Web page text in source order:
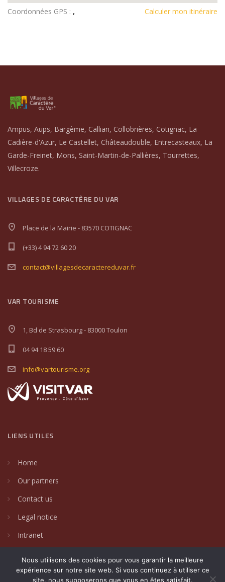
Coordonnées GPS : , Calculer mon itinéraire
Ampus, Aups, Bargème, Callian, Collobrières, Cotignac, La
Cadière-d'Azur, Le Castellet, Châteaudouble, Entrecasteaux, La
Garde-Freinet, Mons, Saint-Martin-de-Pallières, Tourrettes,
Villecroze.
VILLAGES DE CARACTÈRE DU VAR
Place de la Mairie - 83570 COTIGNAC
(+33) 4 94 72 60 20
contact@villagesdecaractereduvar.fr
VAR TOURISME
1, Bd de Strasbourg - 83000 Toulon
04 94 18 59 60
info@vartourisme.org
LIENS UTILES
Home
Our partners
Contact us
Legal notice
Intranet
Nous utilisons des cookies pour vous garantir la meilleure
expérience sur notre site web. Si vous continuez à utiliser ce
site, nous supposerons que vous en êtes satisfait.